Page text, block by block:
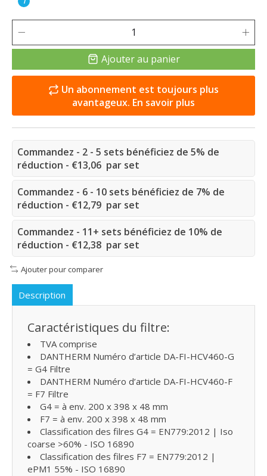
Ajouter au panier
Un abonnement est toujours plus
avantageux. En savoir plus
Commandez - 2 - 5 sets bénéficiez de 5% de
réduction - €13,06 par set
Commandez - 6 - 10 sets bénéficiez de 7% de
réduction - €12,79 par set
Commandez - 11+ sets bénéficiez de 10% de
réduction - €12,38 par set
Ajouter pour comparer
Description
Caractéristiques du filtre:
TVA comprise
DANTHERM Numéro d’article DA-FI-HCV460-G
= G4 Filtre
DANTHERM Numéro d’article DA-FI-HCV460-F
= F7 Filtre
G4 = à env. 200 x 398 x 48 mm
F7 = à env. 200 x 398 x 48 mm
Classification des filres G4 = EN779:2012 | Iso
coarse >60% - ISO 16890
Classification des filres F7 = EN779:2012 |
ePM1 55% - ISO 16890